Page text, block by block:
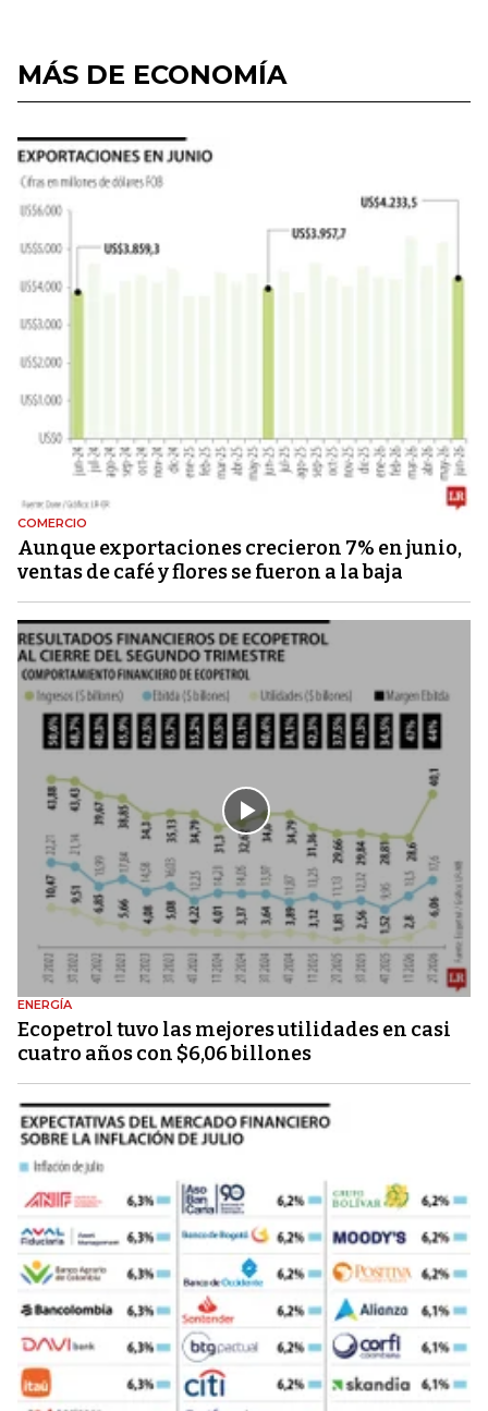
MÁS DE ECONOMÍA
COMERCIO
Aunque exportaciones crecieron 7% en junio,
ventas de café y flores se fueron a la baja
ENERGÍA
Ecopetrol tuvo las mejores utilidades en casi
cuatro años con $6,06 billones